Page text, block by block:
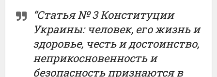
“Статья № 3 Конституции
Украины: человек, его жизнь и
здоровье, честьидостоинство,
неприкосновенностьи
безопасностьпризнаютсяв